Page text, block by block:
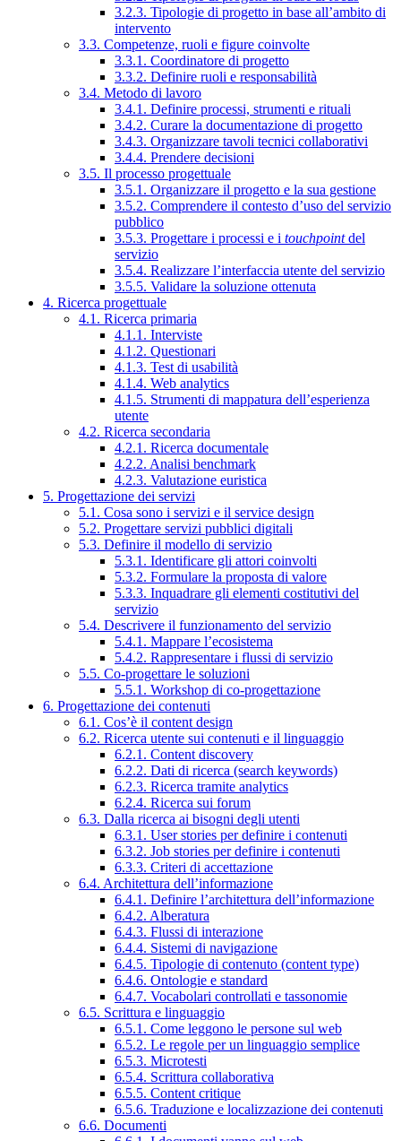
3.2.3. Tipologie di progetto in base all’ambito di
intervento
3.3. Competenze, ruoli e figure coinvolte
3.3.1. Coordinatore di progetto
3.3.2. Definire ruoli e responsabilità
3.4. Metodo di lavoro
3.4.1. Definire processi, strumenti e rituali
3.4.2. Curare la documentazione di progetto
3.4.3. Organizzare tavoli tecnici collaborativi
3.4.4. Prendere decisioni
3.5. Il processo progettuale
3.5.1. Organizzare il progetto e la sua gestione
3.5.2. Comprendere il contesto d’uso del servizio
pubblico
3.5.3. Progettare i processi e i touchpointdel
servizio
3.5.4. Realizzare l’interfaccia utente del servizio
3.5.5. Validare la soluzione ottenuta
4. Ricerca progettuale
4.1. Ricerca primaria
4.1.1. Interviste
4.1.2. Questionari
4.1.3. Test di usabilità
4.1.4. Web analytics
4.1.5. Strumenti di mappatura dell’esperienza
utente
4.2. Ricerca secondaria
4.2.1. Ricerca documentale
4.2.2. Analisi benchmark
4.2.3. Valutazione euristica
5. Progettazione dei servizi
5.1. Cosa sono i servizi e il service design
5.2. Progettare servizi pubblici digitali
5.3. Definire il modello di servizio
5.3.1. Identificare gli attori coinvolti
5.3.2. Formulare la proposta di valore
5.3.3. Inquadrare gli elementi costitutivi del
servizio
5.4. Descrivere il funzionamento del servizio
5.4.1. Mappare l’ecosistema
5.4.2. Rappresentare i flussi di servizio
5.5. Co-progettare le soluzioni
5.5.1. Workshop di co-progettazione
6. Progettazione dei contenuti
6.1. Cos’è il content design
6.2. Ricerca utente sui contenuti e il linguaggio
6.2.1. Content discovery
6.2.2. Dati di ricerca (search keywords)
6.2.3. Ricerca tramite analytics
6.2.4. Ricerca sui forum
6.3. Dalla ricerca ai bisogni degli utenti
6.3.1. User stories per definire i contenuti
6.3.2. Job stories per definire i contenuti
6.3.3. Criteri di accettazione
6.4. Architettura dell’informazione
6.4.1. Definire l’architettura dell’informazione
6.4.2. Alberatura
6.4.3. Flussi di interazione
6.4.4. Sistemi di navigazione
6.4.5. Tipologie di contenuto (content type)
6.4.6. Ontologie e standard
6.4.7. Vocabolari controllati e tassonomie
6.5. Scrittura e linguaggio
6.5.1. Come leggono le persone sul web
6.5.2. Le regole per un linguaggio semplice
6.5.3. Microtesti
6.5.4. Scrittura collaborativa
6.5.5. Content critique
6.5.6. Traduzione e localizzazione dei contenuti
6.6. Documenti